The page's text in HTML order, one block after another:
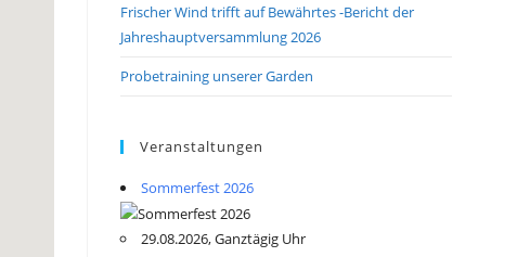
Frischer Wind trifft auf Bewährtes -Bericht der
Jahreshauptversammlung 2026
Probetraining unserer Garden
Veranstaltungen
Sommerfest 2026
29.08.2026, Ganztägig Uhr